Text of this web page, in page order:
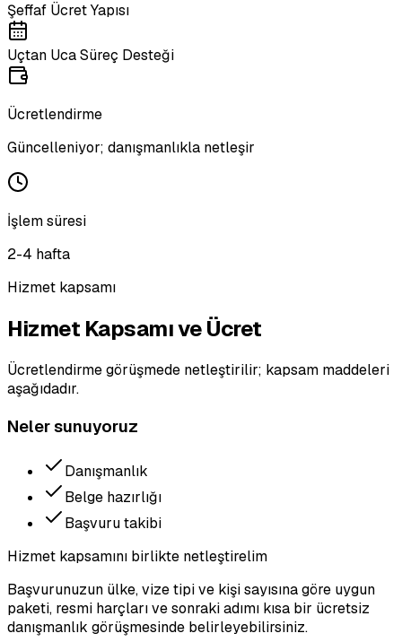
Şeffaf Ücret Yapısı
Uçtan Uca Süreç Desteği
Ücretlendirme
Güncelleniyor; danışmanlıkla netleşir
İşlem süresi
2-4 hafta
Hizmet kapsamı
Hizmet Kapsamı ve Ücret
Ücretlendirme görüşmede netleştirilir; kapsam maddeleri
aşağıdadır.
Neler sunuyoruz
Danışmanlık
Belge hazırlığı
Başvuru takibi
Hizmet kapsamını birlikte netleştirelim
Başvurunuzun ülke, vize tipi ve kişi sayısına göre uygun
paketi, resmi harçları ve sonraki adımı kısa bir ücretsiz
danışmanlık görüşmesinde belirleyebilirsiniz.